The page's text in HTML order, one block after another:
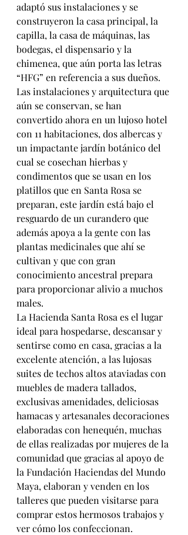
adaptó sus instalaciones y se
construyeron la casa principal, la
capilla, la casa de máquinas, las
bodegas, el dispensario y la
chimenea, que aún porta las letras
“HFG” en referencia a sus dueños.
Las instalaciones y arquitectura que
aún se conservan, se han
convertido ahora en un lujoso hotel
con 11 habitaciones, dos albercas y
un impactante jardín botánico del
cual se cosechan hierbas y
condimentos que se usan en los
platillos que en Santa Rosa se
preparan, este jardín está bajo el
resguardo de un curandero que
además apoya a la gente con las
plantas medicinales que ahí se
cultivan y que con gran
conocimiento ancestral prepara
para proporcionar alivio a muchos
males.
La Hacienda Santa Rosa es el lugar
ideal para hospedarse, descansar y
sentirse como en casa, gracias a la
excelente atención, a las lujosas
suites de techos altos ataviadas con
muebles de madera tallados,
exclusivas amenidades, deliciosas
hamacas y artesanales decoraciones
elaboradas con henequén, muchas
de ellas realizadas por mujeres de la
comunidad que gracias al apoyo de
la Fundación Haciendas del Mundo
Maya, elaboran y venden en los
talleres que pueden visitarse para
comprar estos hermosos trabajos y
ver cómo los confeccionan.